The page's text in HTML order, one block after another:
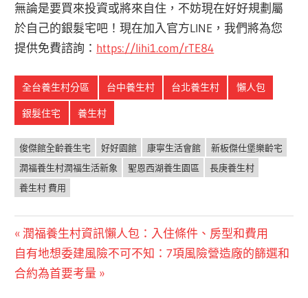
無論是要買來投資或將來自住，不妨現在好好規劃屬
於自己的銀髮宅吧！現在加入官方LINE，我們將為您
提供免費諮詢： https://lihi1.com/rTE84
全台養生村分區 台中養生村 台北養生村 懶人包
銀髮住宅 養生村
俊傑館全齡養生宅 好好園館 康寧生活會館
新板傑仕堡樂齡宅
潤福養生村潤福生活新象
聖恩西湖養生園區
長庚養生村
養生村 費用
文
章
Previous
Post:
潤福養生村資訊懶人包：入住條件、房型和費用
Next
Post:
自有地想委建風險不可不知：7項風險營造廠的篩選和
合約為首要考量